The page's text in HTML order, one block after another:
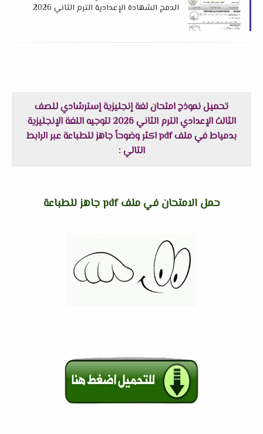
الدمج الشهادة الإعدادية الترم الثاني 2026
تحميل نموذج امتحان لغة إنجليزية إسترشادي للصف
الثالث الإعدادي الترم الثاني 2026 لتوجيه اللغة الإنجليزية
بدمياط في ملف pdf اكثر وضوحاً جاهز للطباعة عبر الرابط
التالي :
حمل الامتحان في ملف pdf جاهز للطباعة